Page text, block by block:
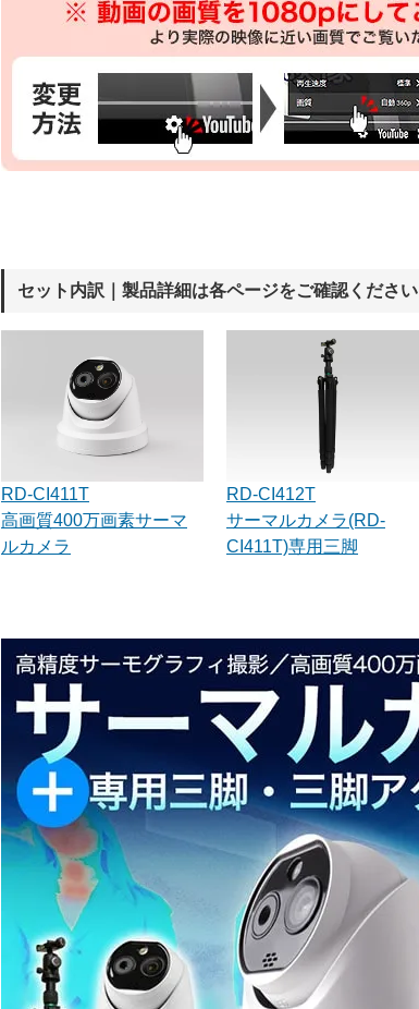
セット内訳｜製品詳細は各ページをご確認ください
RD-CI411T
高画質400万画素サーマ
ルカメラ
RD-CI412T
サーマルカメラ(RD-
CI411T)専用三脚